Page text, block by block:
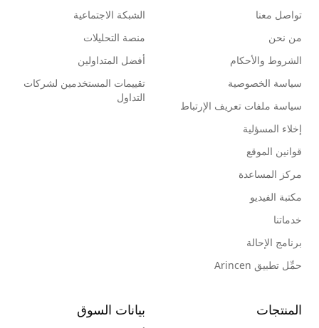
تواصل معنا
من نحن
الشروط والأحكام
سياسة الخصوصية
سياسة ملفات تعريف الإرتباط
إخلاء المسؤلية
قوانين الموقع
مركز المساعدة
مكتبة الفيديو
خدماتنا
برنامج الإحالة
حمِّل تطبيق Arincen
الشبكة الاجتماعية
منصة التحليلات
أفضل المتداولين
تقييمات المستخدمين لشركات
التداول
المنتجات بيانات السوق